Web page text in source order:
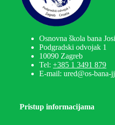
Osnovna škola bana
Podgradski odvojak 1
10090 Zagreb
Tel:+385 1 3491 879
E-mail: ured@os-bana-
Pristup informacijama